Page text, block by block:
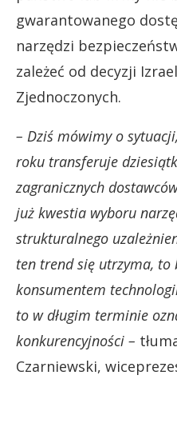
gwarantowanego
narzędzi
zależeć od decyzji
Zjednoczonych.
– Dziś mówimy o
roku transferuje
zagranicznych
już kwestia wyboru
strukturalnego
ten trend się utrzyma, to
konsumentem
to w długim terminie
konkurencyjności –
Czarniewski,